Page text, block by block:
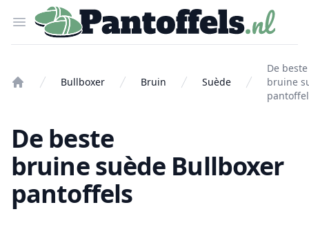
Open menu
Pantoffels.nl
Bullboxer Bruin Suède
De beste
bruine
De beste
bruine suède Bullboxer
pantoffels